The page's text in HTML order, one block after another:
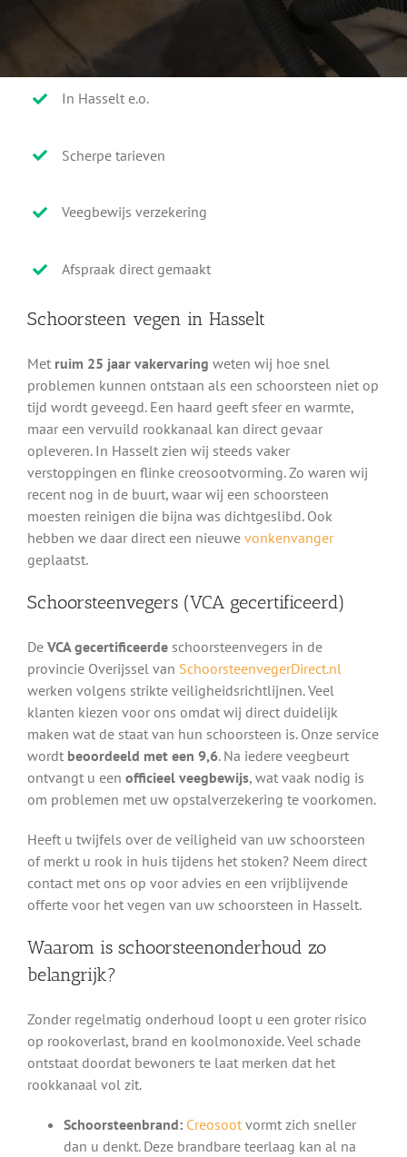
In Hasselt e.o.
Scherpe tarieven
Veegbewijs verzekering
Afspraak direct gemaakt
Schoorsteen vegen in Hasselt
Met ruim 25 jaar vakervaring weten wij hoe snel
problemen kunnen ontstaan als een schoorsteen niet op
tijd wordt geveegd. Een haard geeft sfeer en warmte,
maar een vervuild rookkanaal kan direct gevaar
opleveren. In Hasselt zien wij steeds vaker
verstoppingen en flinke creosootvorming. Zo waren wij
recent nog in de buurt, waar wij een schoorsteen
moesten reinigen die bijna was dichtgeslibd. Ook
hebben we daar direct een nieuwe vonkenvanger
geplaatst.
Schoorsteenvegers (VCA gecertificeerd)
De VCA gecertificeerdeschoorsteenvegers in de
provincie Overijssel van SchoorsteenvegerDirect.nl
werken volgens strikte veiligheidsrichtlijnen. Veel
klanten kiezen voor ons omdat wij direct duidelijk
maken wat de staat van hun schoorsteen is. Onze service
wordt beoordeeld met een 9,6. Na iedere veegbeurt
ontvangt u een officieel veegbewijs, wat vaak nodig is
om problemen met uw opstalverzekering te voorkomen.
Heeft u twijfels over de veiligheid van uw schoorsteen
of merkt u rook in huis tijdens het stoken? Neem direct
contact met ons op voor advies en een vrijblijvende
offerte voor het vegen van uw schoorsteen in Hasselt.
Waarom is schoorsteenonderhoud zo
belangrijk?
Zonder regelmatig onderhoud loopt u een groter risico
op rookoverlast, brand en koolmonoxide. Veel schade
ontstaat doordat bewoners te laat merken dat het
rookkanaal vol zit.
Schoorsteenbrand: Creosootvormt zich sneller
dan u denkt. Deze brandbare teerlaag kan al na